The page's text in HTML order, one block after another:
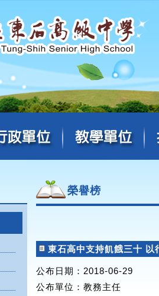
榮譽榜
東石高中支持飢餓三十 以
公布日期：2018-06-29
公布單位 ：教務主任